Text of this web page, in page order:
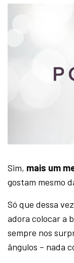
Sim, mais um
gostam mesmo
Só que dessa
adora colocar a
sempre nos
ângulos – nada